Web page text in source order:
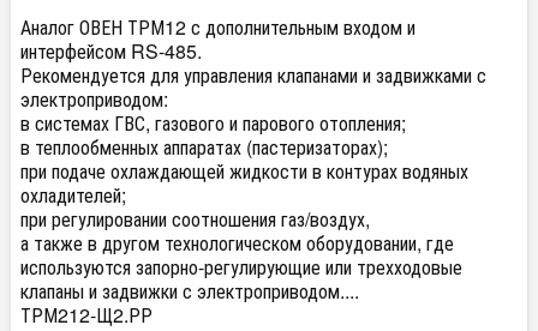
Аналог ОВЕН ТРМ12 с дополнительным входом и
интерфейсом RS-485.
Рекомендуется для управления клапанами и задвижками с
электроприводом:
в системах ГВС, газового и парового отопления;
в теплообменных аппаратах (пастеризаторах);
при подаче охлаждающей жидкости в контурах водяных
охладителей;
при регулировании соотношения газ/воздух,
а также в другом технологическом оборудовании, где
используются запорно-регулирующие или трехходовые
клапаны и задвижки с электроприводом....
ТРМ212-Щ2.РР